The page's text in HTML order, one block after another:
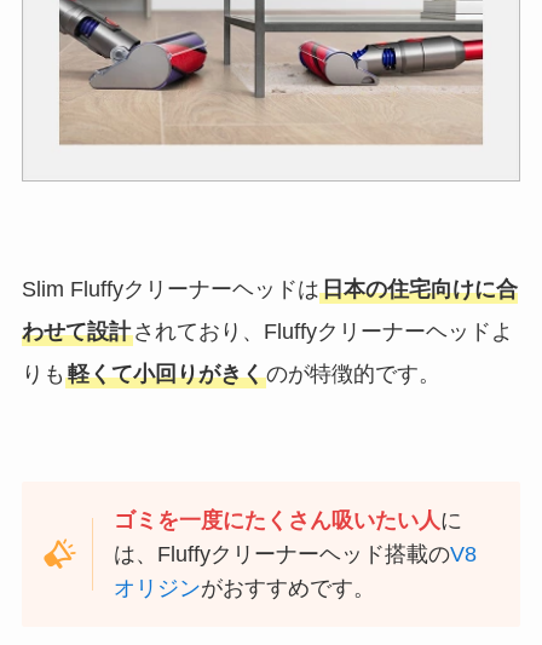
Slim Fluffyクリーナーヘッドは日本の住宅向けに合
わせて設計されており、Fluffyクリーナーヘッドよ
りも 軽くて小回りがきくのが特徴的です。
ゴミを一度にたくさん吸いたい人に
は、Fluffyクリーナーヘッド搭載のV8
オリジンがおすすめです。